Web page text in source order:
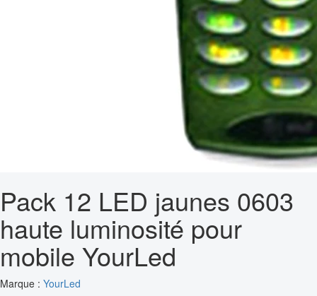
Pack 12 LED jaunes 0603
haute luminosité pour
mobile YourLed
Marque : YourLed